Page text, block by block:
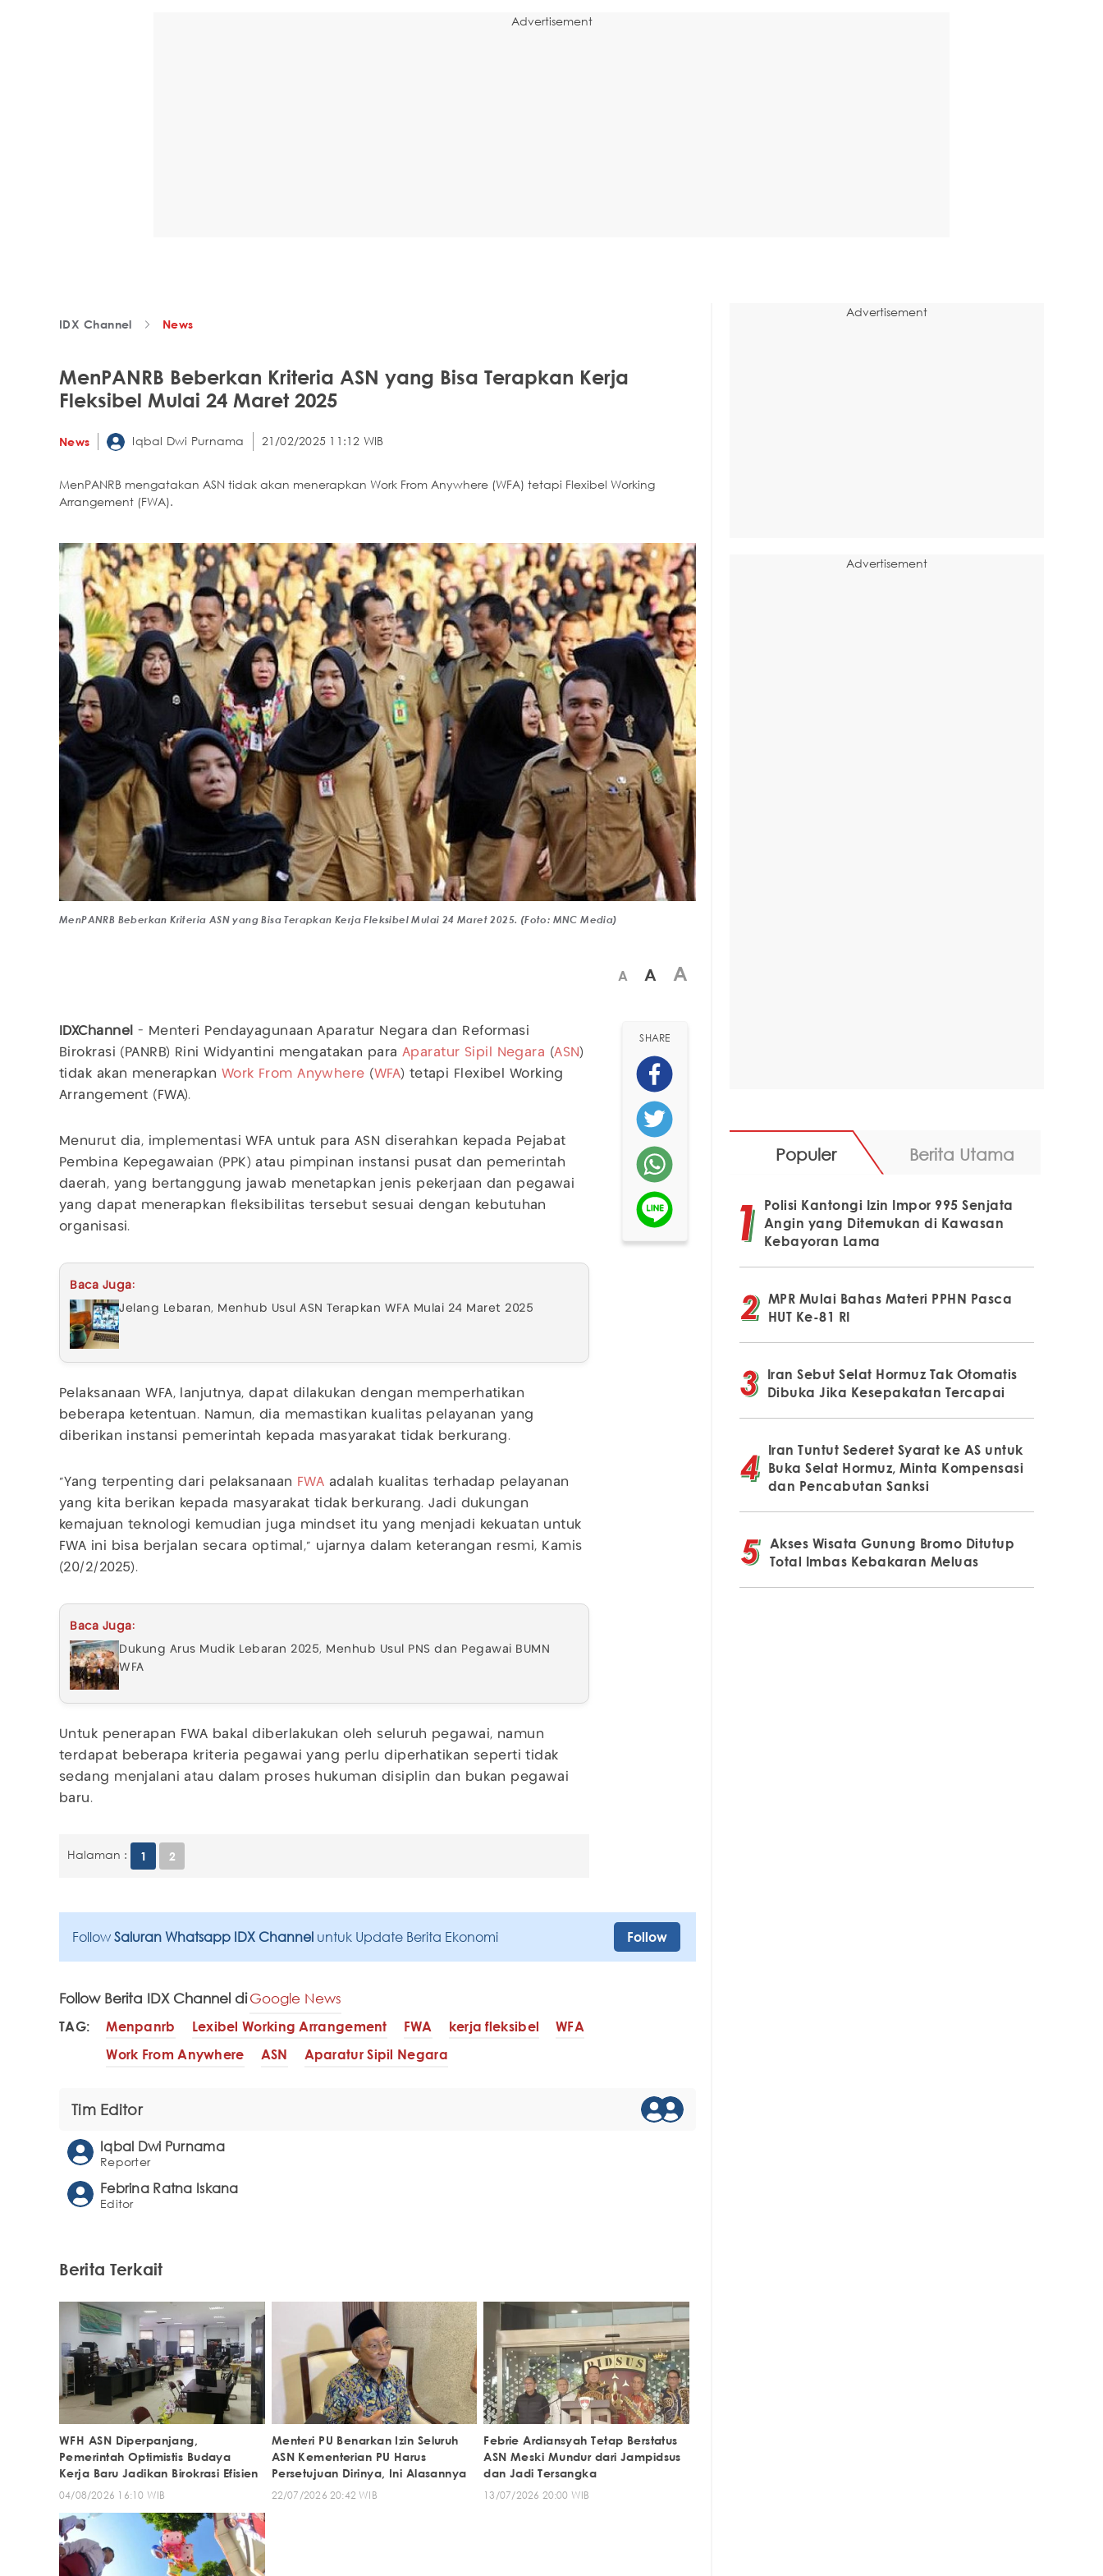
Advertisement
IDX Channel News
MenPANRB Beberkan Kriteria ASN yang Bisa Terapkan Kerja
Fleksibel Mulai 24 Maret 2025
News Iqbal Dwi Purnama 21/02/2025 11:12 WIB
MenPANRB mengatakan ASN tidak akan menerapkan Work From Anywhere (WFA) tetapi Flexibel Working
Arrangement (FWA).
MenPANRB Beberkan Kriteria ASN yang Bisa Terapkan Kerja Fleksibel Mulai 24 Maret 2025. (Foto: MNC Media)
A A A
IDXChannel
- Menteri Pendayagunaan Aparatur Negara dan Reformasi
Birokrasi (PANRB) Rini Widyantini mengatakan paraAparatur Sipil Negara (ASN )
tidak akan menerapkan Work From Anywhere (WFA) tetapi Flexibel Working
Arrangement (FWA).
Menurut dia, implementasi WFA untuk para ASN diserahkan kepada Pejabat
Pembina Kepegawaian (PPK) atau pimpinan instansi pusat dan pemerintah
daerah, yang bertanggung jawab menetapkan jenis pekerjaan dan pegawai
yang dapat menerapkan fleksibilitas tersebut sesuai dengan kebutuhan
organisasi.
Baca Juga:
Jelang Lebaran, Menhub Usul ASN Terapkan WFA Mulai 24 Maret 2025
Pelaksanaan WFA, lanjutnya, dapat dilakukan dengan memperhatikan
beberapa ketentuan. Namun, dia memastikan kualitas pelayanan yang
diberikan instansi pemerintah kepada masyarakat tidak berkurang.
"Yang terpenting dari pelaksanaan FWA adalah kualitas terhadap pelayanan
yang kita berikan kepada masyarakat tidak berkurang. Jadi dukungan
kemajuan teknologi kemudian juga mindset itu yang menjadi kekuatan untuk
FWA ini bisa berjalan secara optimal," ujarnya dalam keterangan resmi, Kamis
(20/2/2025).
Baca Juga:
Dukung Arus Mudik Lebaran 2025, Menhub Usul PNS dan Pegawai BUMN
WFA
Untuk penerapan FWA bakal diberlakukan oleh seluruh pegawai, namun
terdapat beberapa kriteria pegawai yang perlu diperhatikan seperti tidak
sedang menjalani atau dalam proses hukuman disiplin dan bukan pegawai
baru.
Halaman : 1 2
SHARE
Follow Saluran Whatsapp IDX Channel untuk Update Berita Ekonomi Follow
Follow Berita IDX Channel diGoogle News
TAG: Menpanrb Lexibel Working Arrangement FWA kerja fleksibel
WFA
Work From Anywhere
ASN Aparatur Sipil Negara
Tim Editor
Iqbal Dwi Purnama
Reporter
Febrina Ratna Iskana
Editor
Berita Terkait
WFH ASN Diperpanjang,
Pemerintah Optimistis Budaya
Kerja Baru Jadikan Birokrasi Efisien
04/08/2026 16:10 WIB
Menteri PU Benarkan Izin Seluruh
ASN Kementerian PU Harus
Persetujuan Dirinya, Ini Alasannya
22/07/2026 20:42 WIB
Febrie Ardiansyah Tetap Berstatus
ASN Meski Mundur dari Jampidsus
dan Jadi Tersangka
13/07/2026 20:00 WIB
Advertisement
Advertisement
Populer Berita Utama
Polisi Kantongi Izin Impor 995 Senjata
Angin yang Ditemukan di Kawasan
Kebayoran Lama
MPR Mulai Bahas Materi PPHN Pasca
HUT Ke-81 RI
Iran Sebut Selat Hormuz Tak Otomatis
Dibuka Jika Kesepakatan Tercapai
Iran Tuntut Sederet Syarat ke AS untuk
Buka Selat Hormuz, Minta Kompensasi
dan Pencabutan Sanksi
Akses Wisata Gunung Bromo Ditutup
Total Imbas Kebakaran Meluas